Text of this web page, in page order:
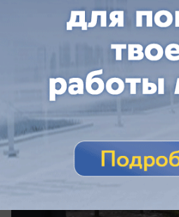
частном доме
Обломки БПЛА упали в